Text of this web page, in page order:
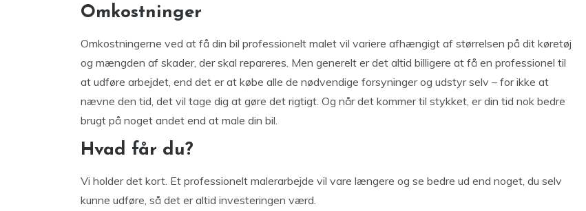
Omkostninger
Omkostningerne ved at få din bil professionelt malet vil variere afhængigt af størrelsen på dit køretøj
og mængden af ​​skader, der skal repareres. Men generelt er det altid billigere at få en professionel til
at udføre arbejdet, end det er at købe alle de nødvendige forsyninger og udstyr selv – for ikke at
nævne den tid, det vil tage dig at gøre det rigtigt. Og når det kommer til stykket, er din tid nok bedre
brugt på noget andet end at male din bil.
Hvad får du?
Vi holder det kort. Et professionelt malerarbejde vil vare længere og se bedre ud end noget, du selv
kunne udføre, så det er altid investeringen værd.